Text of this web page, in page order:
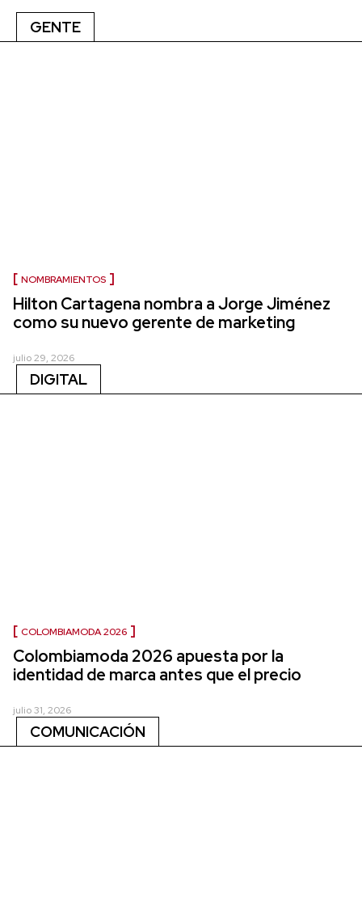
GENTE
NOMBRAMIENTOS
Hilton Cartagena nombra a Jorge Jiménez
como su nuevo gerente de marketing
julio 29, 2026
DIGITAL
COLOMBIAMODA 2026
Colombiamoda 2026 apuesta por la
identidad de marca antes que el precio
julio 31, 2026
COMUNICACIÓN